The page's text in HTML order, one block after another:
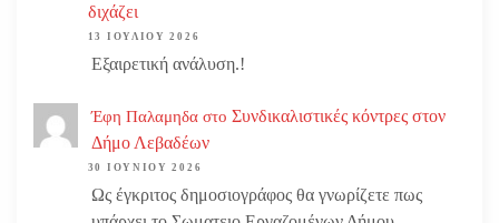
διχάζει
13 ΙΟΥΛΊΟΥ 2026
Εξαιρετική ανάλυση.!
Έφη Παλαμηδα στο Συνδικαλιστικές κόντρες στον
Δήμο Λεβαδέων
30 ΙΟΥΝΊΟΥ 2026
Ως έγκριτος δημοσιογράφος θα γνωρίζετε πως